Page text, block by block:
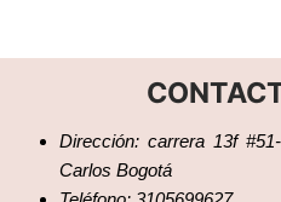
Dirección: carrera 13f
Carlos Bogotá